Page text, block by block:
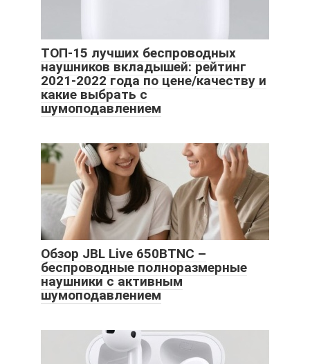
ТОП-15 лучших беспроводных
наушников вкладышей: рейтинг
2021-2022 года по цене/качеству и
какие выбрать с
шумоподавлением
Обзор JBL Live 650BTNC –
беспроводные полноразмерные
наушники с активным
шумоподавлением